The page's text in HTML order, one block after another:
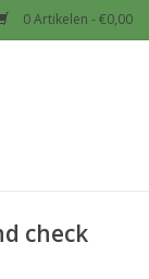
0 Artikelen - €0,00
check